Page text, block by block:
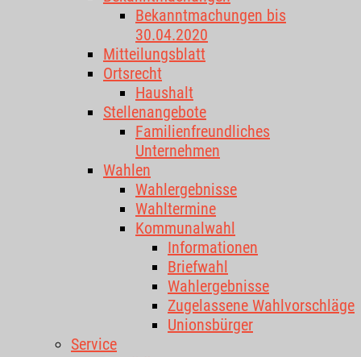
Bekanntmachungen bis
30.04.2020
Mitteilungsblatt
Ortsrecht
Haushalt
Stellenangebote
Familienfreundliches
Unternehmen
Wahlen
Wahlergebnisse
Wahltermine
Kommunalwahl
Informationen
Briefwahl
Wahlergebnisse
Zugelassene Wahlvorschläge
Unionsbürger
Service